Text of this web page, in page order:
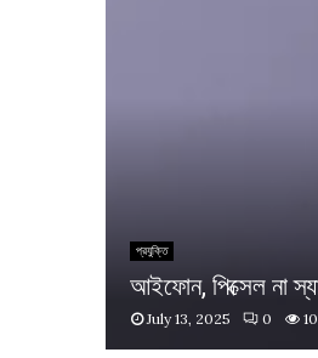
প্রযুক্তি
আইফোন, পিক্সেল না
July 13, 2025 0